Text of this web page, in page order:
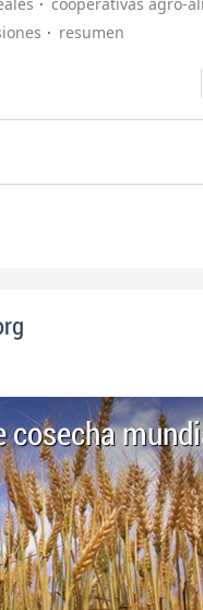
cooperativas agro-
resumen
cosecha